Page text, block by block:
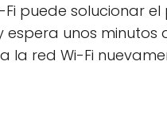
puede solucionar
unos minutos
la red Wi-Fi